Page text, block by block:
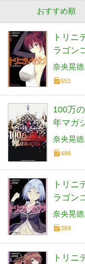
おすすめ順
トリニ
ラゴン
奈央晃徳
551
100万
年マガ
奈央晃徳
496
トリニ
ラゴン
奈央晃徳
369
トリニ